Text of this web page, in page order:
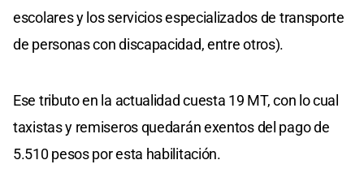
escolares y los servicios especializados de transporte
de personas con discapacidad, entre otros).
Ese tributo en la actualidad cuesta 19 MT, con lo cual
taxistas y remiseros quedarán exentos del pago de
5.510 pesos por esta habilitación.